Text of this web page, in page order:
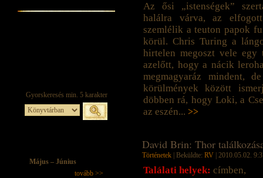
Május – Június
tovább >>
Az ősi „istenségek”
halálra várva, az elfogott
szemlélik a teuton papok
körül. Chris Turing a
hirtelen megoszt vele
azelőtt, hogy a nácik
megmagyaráz mindent,
körülmények között
döbben rá, hogy Loki, a
az eszén... >>
David Brin: Thor
Történetek | Beküldte: RV | 2010.05.02.
Találati helyek: címben,